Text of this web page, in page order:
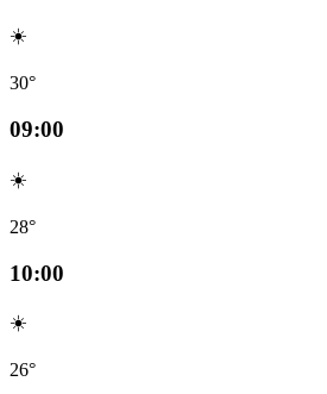
☀️
30°
09:00
☀️
28°
10:00
☀️
26°